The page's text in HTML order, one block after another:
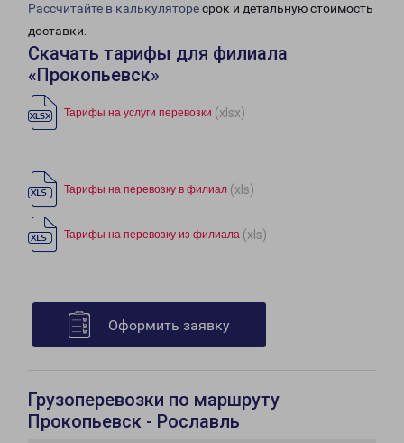
Рассчитайте в калькуляторесрок и детальную стоимость
доставки.
Скачать тарифы для филиала
«Прокопьевск»
Тарифы на услуги перевозки (xlsx)
Тарифы на перевозку в филиал (xls)
Тарифы на перевозку из филиала (xls)
Оформить заявку
Грузоперевозки по маршруту
Прокопьевск - Рославль